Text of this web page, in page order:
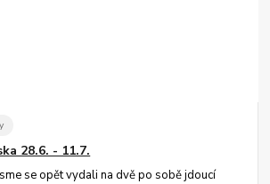
28.6. - 11.7.
se opět vydali na dvě po sobě jdoucí